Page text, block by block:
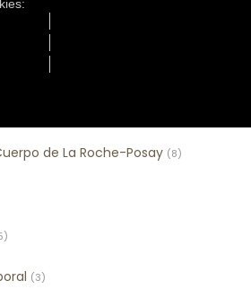
de La Roche-Posay (8)
(3)